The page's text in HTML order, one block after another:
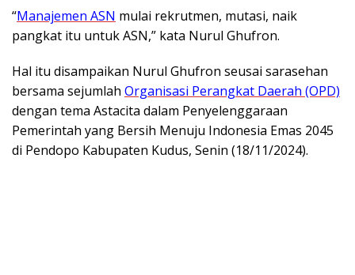
“Manajemen ASN mulai rekrutmen, mutasi, naik
pangkat itu untuk ASN,” kata Nurul Ghufron.
Hal itu disampaikan Nurul Ghufron seusai sarasehan
bersama sejumlah Organisasi Perangkat Daerah (OPD)
dengan tema Astacita dalam Penyelenggaraan
Pemerintah yang Bersih Menuju Indonesia Emas 2045
di Pendopo Kabupaten Kudus, Senin (18/11/2024).